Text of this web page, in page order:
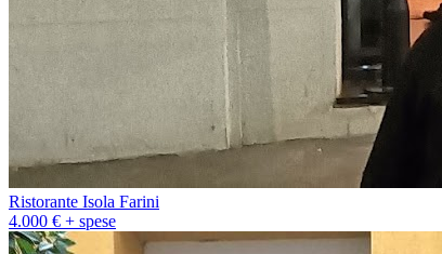
Ristorante Isola Farini
4.000 € + spese